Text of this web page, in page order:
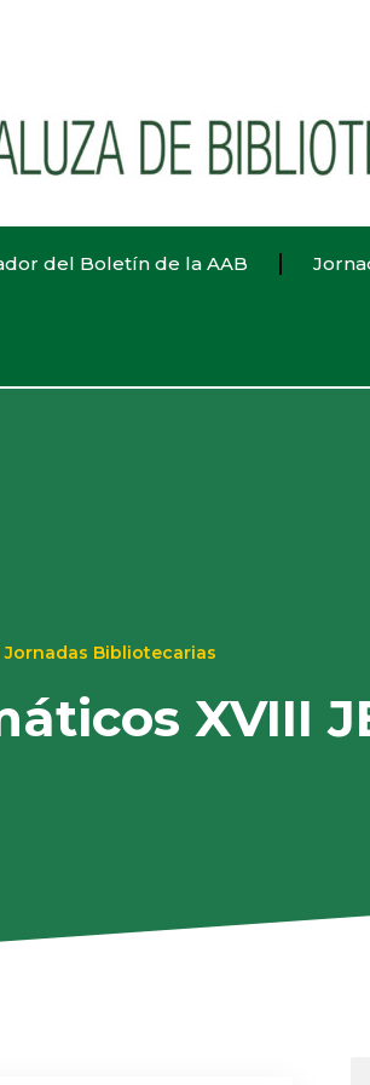
del Boletín de la AAB
Jornadas Bibliotecarias
XVIII